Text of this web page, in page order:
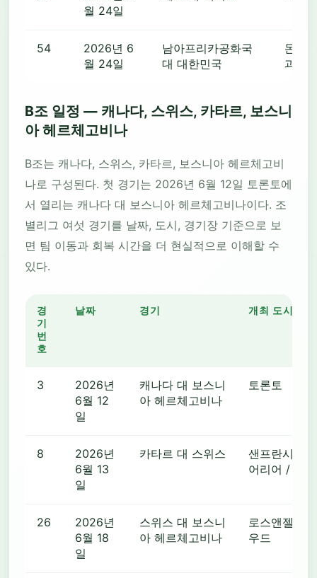
월 24일
54
2026년 6
월 24일
남아프리카공화국
대 대한민국
몬테
과달
B조 일정 — 캐나다, 스위스, 카타르, 보스니
아 헤르체고비나
B조는 캐나다, 스위스, 카타르, 보스니아 헤르체고비
나로 구성된다. 첫 경기는 2026년 6월 12일 토론토에
서 열리는 캐나다 대 보스니아 헤르체고비나이다. 조
별리그 여섯 경기를 날짜, 도시, 경기장 기준으로 보
면 팀 이동과 회복 시간을 더 현실적으로 이해할 수
있다.
경
기
번
호
날짜 경기 개최 도시
3
2026년
6월 12
일
캐나다 대 보스니
아 헤르체고비나
토론토
8
2026년
6월 13
일
카타르 대 스위스
샌프란시스
어리어 / 산
26
2026년
6월 18
일
스위스 대 보스니
아 헤르체고비나
로스앤젤레
우드